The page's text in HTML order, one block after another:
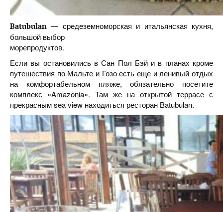
Batubulan — средеземноморская и итальянская кухня,
большой выбор
морепродуктов.
Если вы остановились в Сан Пол Бэй и в планах кроме
путешествия по Мальте и Гозо есть еще и ленивый отдых
на комфортабельном пляже, обязательно посетите
комплекс «Amazonia». Там же на открытой террасе с
прекрасным sea view находиться ресторан Batubulan.